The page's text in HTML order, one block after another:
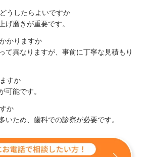
うしたらよいですか
げ磨きが重要です。
かりますか
て異なりますが、事前に丁寧な見積もり
すか
可能です。
か
いため、歯科での診察が必要です。